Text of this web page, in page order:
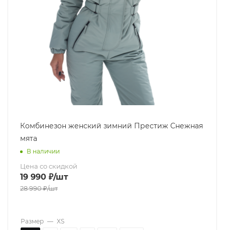
Комбинезон женский зимний Престиж Снежная
мята
В наличии
Цена со скидкой
19 990 ₽/шт
28 990₽/шт
Размер — XS